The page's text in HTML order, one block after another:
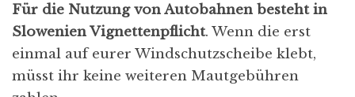
Für die Nutzung von Autobahnen besteht in
Slowenien Vignettenpflicht. Wenn die erst
einmal auf eurer Windschutzscheibe klebt,
müsst ihr keine weiteren Mautgebühren